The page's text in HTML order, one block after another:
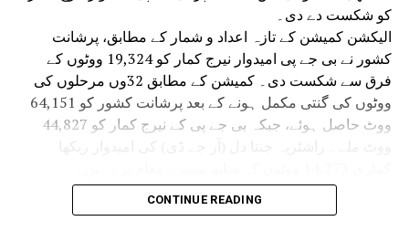
کو شکست دے دی۔
الیکشن کمیشن کے تازہ اعداد و شمار کے مطابق، پرشانت
کشور نے بی جے پی امیدوار نیرج کمار کو 19,324 ووٹوں کے
فرق سے شکست دی۔ کمیشن کے مطابق 32وں مرحلوں کی
ووٹوں کی گنتی مکمل ہونے کے بعد پرشانت کشور کو 64,151
ووٹ حاصل ہوئے، جبکہ بی جے پی کے نیرج کمار کو 44,827
بھارتیہ جنتا پارٹی کے صدر نتن نوین کے مضبوط سیاسی گڑھ
بانکی پور میں جن سوراج پارٹی کے بانی پرشانت کشور نے بی
CONTINUE READING